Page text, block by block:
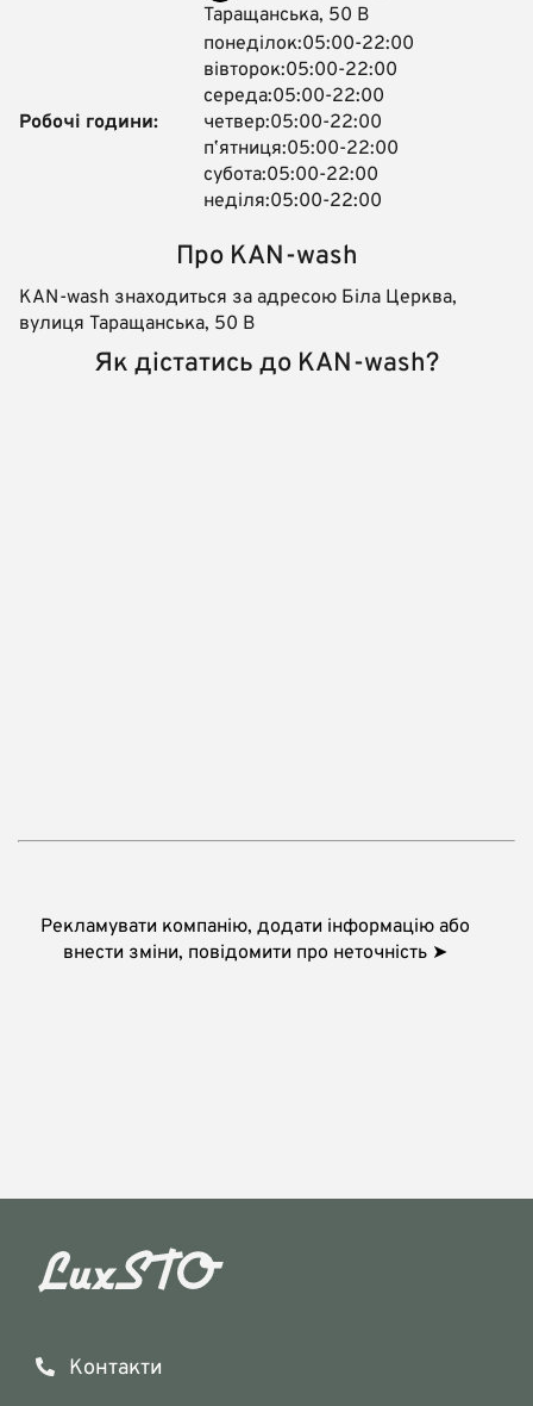
Таращанська, 50 В
Робочі години:
понеділок:05:00-22:00
вівторок:05:00-22:00
середа:05:00-22:00
четвер:05:00-22:00
пʼятниця:05:00-22:00
субота:05:00-22:00
неділя:05:00-22:00
Про KAN-wash
KAN-wash знаходиться за адресою Біла Церква,
вулиця Таращанська, 50 В
Як дістатись до KAN-wash?
Рекламувати компанію, додати інформацію або
внести зміни, повідомити про неточність ➤
Контакти